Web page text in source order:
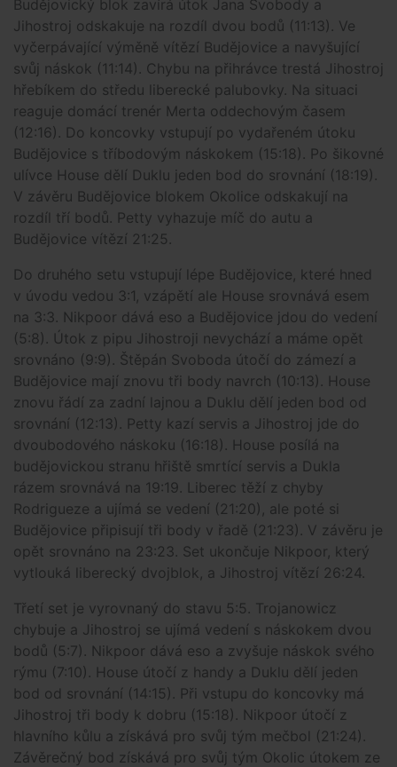
Budějovický blok zavírá útok Jana Svobody a
Jihostroj odskakuje na rozdíl dvou bodů (11:13). Ve
vyčerpávající výměně vítězí Budějovice a navyšující
svůj náskok (11:14). Chybu na přihrávce trestá Jihostroj
hřebíkem do středu liberecké palubovky. Na situaci
reaguje domácí trenér Merta oddechovým časem
(12:16). Do koncovky vstupují po vydařeném útoku
Budějovice s tříbodovým náskokem (15:18). Po šikovné
ulívce House dělí Duklu jeden bod do srovnání (18:19).
V závěru Budějovice blokem Okolice odskakují na
rozdíl tří bodů. Petty vyhazuje míč do autu a
Budějovice vítězí 21:25.
Do druhého setu vstupují lépe Budějovice, které hned
v úvodu vedou 3:1, vzápětí ale House srovnává esem
na 3:3. Nikpoor dává eso a Budějovice jdou do vedení
(5:8). Útok z pipu Jihostroji nevychází a máme opět
srovnáno (9:9). Štěpán Svoboda útočí do zámezí a
Budějovice mají znovu tři body navrch (10:13). House
znovu řádí za zadní lajnou a Duklu dělí jeden bod od
srovnání (12:13). Petty kazí servis a Jihostroj jde do
dvoubodového náskoku (16:18). House posílá na
budějovickou stranu hřiště smrtící servis a Dukla
rázem srovnává na 19:19. Liberec těží z chyby
Rodrigueze a ujímá se vedení (21:20), ale poté si
Budějovice připisují tři body v řadě (21:23). V závěru je
opět srovnáno na 23:23. Set ukončuje Nikpoor, který
vytlouká liberecký dvojblok, a Jihostroj vítězí 26:24.
Třetí set je vyrovnaný do stavu 5:5. Trojanowicz
chybuje a Jihostroj se ujímá vedení s náskokem dvou
bodů (5:7). Nikpoor dává eso a zvyšuje náskok svého
rýmu (7:10). House útočí z handy a Duklu dělí jeden
bod od srovnání (14:15). Při vstupu do koncovky má
Jihostroj tři body k dobru (15:18). Nikpoor útočí z
hlavního kůlu a získává pro svůj tým mečbol (21:24).
Závěrečný bod získává pro svůj tým Okolic útokem ze